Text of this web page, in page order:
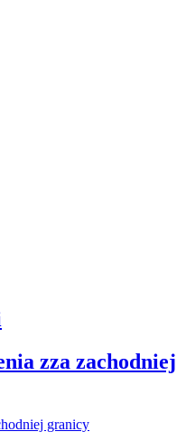
zza zachodniej